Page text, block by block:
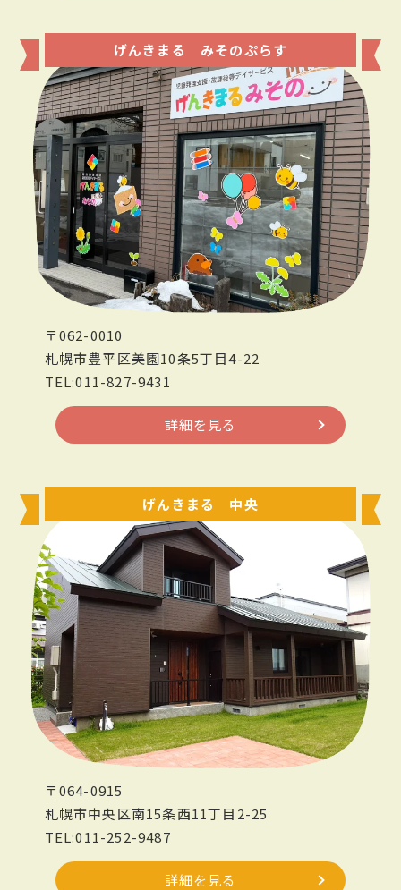
げんきまる みそのぷらす
〒062-0010
札幌市豊平区美園10条5丁目4-22
TEL:011-827-9431
詳細を見る
げんきまる 中央
〒064-0915
札幌市中央区南15条西11丁目2-25
TEL:011-252-9487
詳細を見る